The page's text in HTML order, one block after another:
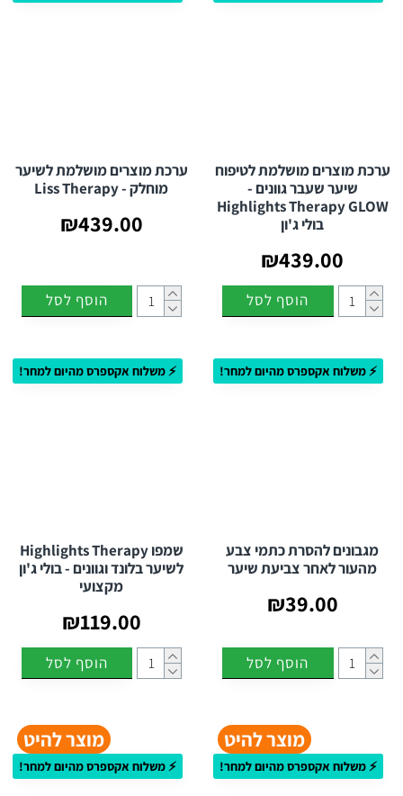
ערכת מוצרים מושלמת לטיפוח
שיער שעבר גוונים -
Highlights Therapy GLOW
בולי ג'ון
₪439.00
הוסף לסל
ערכת מוצרים מושלמת לשיער
מוחלק - Liss Therapy
₪439.00
הוסף לסל
⚡ משלוח אקספרס מהיום למחר!
מגבונים להסרת כתמי צבע
מהעור לאחר צביעת שיער
₪39.00
הוסף לסל
⚡ משלוח אקספרס מהיום למחר!
שמפו Highlights Therapy
לשיער בלונד וגוונים - בולי ג'ון
מקצועי
₪119.00
הוסף לסל
מוצר להיט
⚡ משלוח אקספרס מהיום למחר!
מוצר להיט
⚡ משלוח אקספרס מהיום למחר!